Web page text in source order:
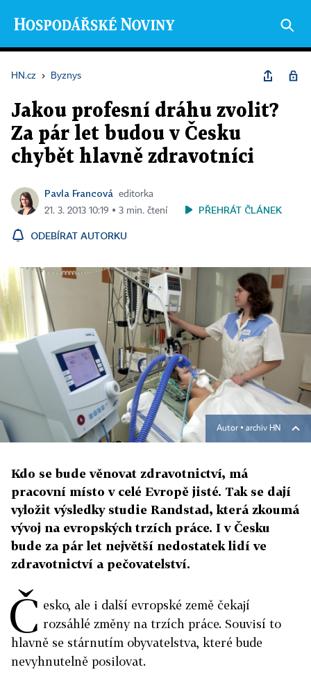
HN.cz › Byznys
Jakou profesní dráhu zvolit?
Za pár let budou v Česku
chybět hlavně zdravotníci
Pavla Francová
editorka
21. 3. 2013 10:19 ▪ 3 min. čtení
PŘEHRÁT ČLÁNEK
ODEBÍRAT AUTORKU
Autor ▪ archiv HN
Kdo se bude věnovat zdravotnictví, má
pracovní místo v celé Evropě jisté. Tak se dají
vyložit výsledky studie Randstad, která zkoumá
vývoj na evropských trzích práce. I v Česku
bude za pár let největší nedostatek lidí ve
zdravotnictví a pečovatelství.
Č esko, ale i další evropské země čekají
rozsáhlé změny na trzích práce. Souvisí to
hlavně se stárnutím obyvatelstva, které bude
nevyhnutelně posilovat.